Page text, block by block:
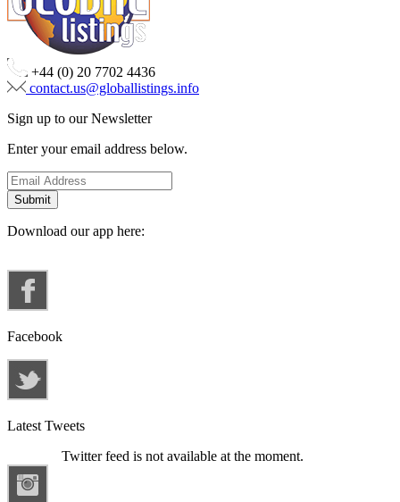
+44 (0) 20 7702 4436
contact.us@globallistings.info
Sign up to our Newsletter
Enter your email address below.
Download our app here:
Facebook
Latest Tweets
Twitter feed is not available at the moment.